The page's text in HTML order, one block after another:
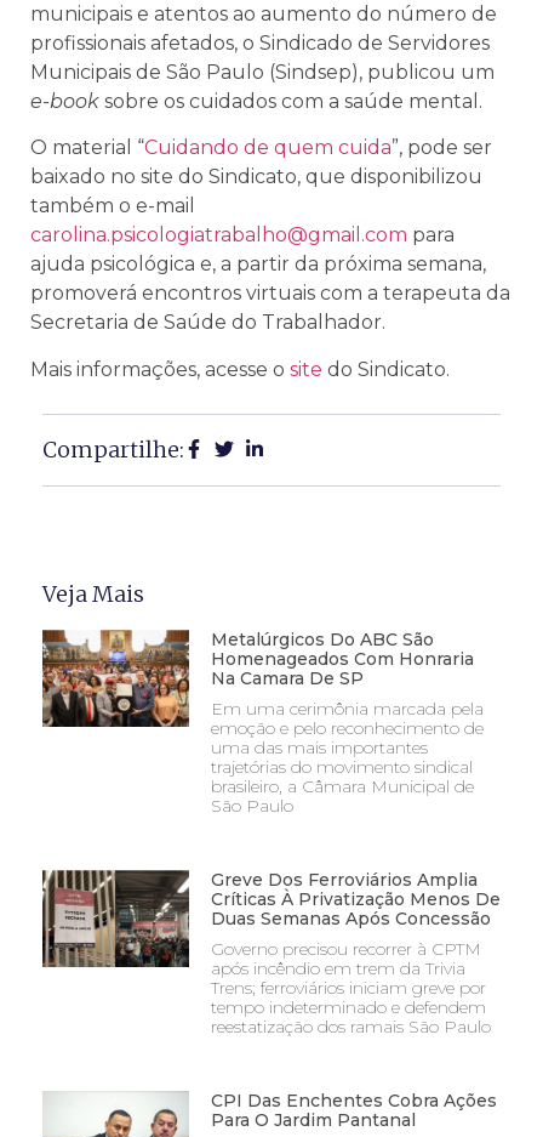
municipais e atentos ao aumento do número de
profissionais afetados, o Sindicado de Servidores
Municipais de São Paulo (Sindsep), publicou um
e-book sobre os cuidados com a saúde mental.
O material “Cuidando de quem cuida”, pode ser
baixado no site do Sindicato, que disponibilizou
também o e-mail
carolina.psicologiatrabalho@gmail.com para
ajuda psicológica e, a partir da próxima semana,
promoverá encontros virtuais com a terapeuta da
Secretaria de Saúde do Trabalhador.
Mais informações, acesse o site do Sindicato.
Compartilhe:
Veja Mais
Metalúrgicos Do ABC São
Homenageados Com Honraria
Na Camara De SP
Em uma cerimônia marcada pela
emoção e pelo reconhecimento de
uma das mais importantes
trajetórias do movimento sindical
brasileiro, a Câmara Municipal de
São Paulo
Greve Dos Ferroviários Amplia
Críticas À Privatização Menos De
Duas Semanas Após Concessão
Governo precisou recorrer à CPTM
após incêndio em trem da Trivia
Trens; ferroviários iniciam greve por
tempo indeterminado e defendem
reestatização dos ramais São Paulo
CPI Das Enchentes Cobra Ações
Para O Jardim Pantanal